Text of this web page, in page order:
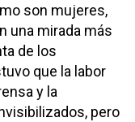
son mujeres,
una mirada más
de los
que la labor
y la
pero